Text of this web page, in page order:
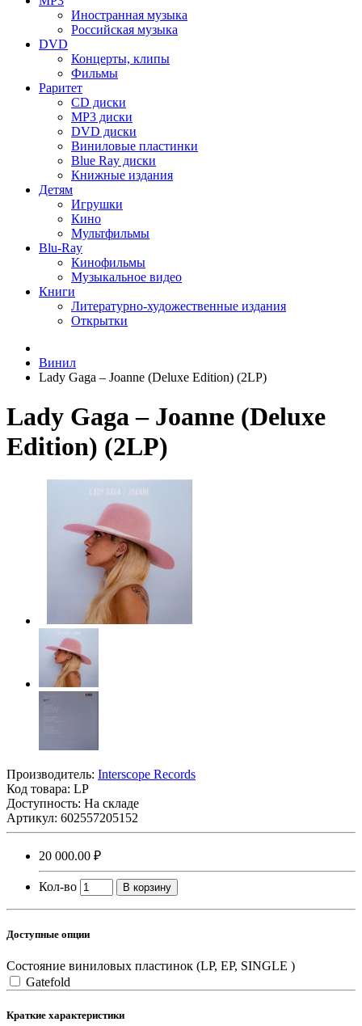
Иностранная музыка
Российская музыка
DVD
Концерты, клипы
Фильмы
Раритет
CD диски
MP3 диски
DVD диски
Виниловые пластинки
Blue Ray диски
Книжные издания
Детям
Игрушки
Кино
Мультфильмы
Blu-Ray
Кинофильмы
Музыкальное видео
Книги
Литературно-художественные издания
Открытки
Винил
Lady Gaga – Joanne (Deluxe Edition) (2LP)
Lady Gaga – Joanne (Deluxe
Edition) (2LP)
Производитель: Interscope Records
Код товара: LP
Доступность: На складе
Артикул: 602557205152
20 000.00 ₽
Кол-во В корзину
Доступные опции
Состояние виниловых пластинок (LP, EP, SINGLE )
Gatefold
Краткие характеристики